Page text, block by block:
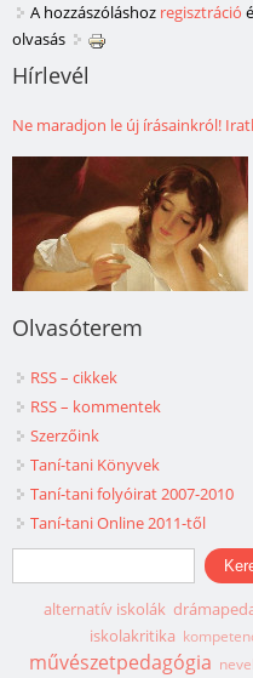
A hozzászóláshoz regisztráció
olvasás
Hírlevél
Ne maradjon le új írásainkról!
Olvasóterem
RSS – cikkek
RSS – kommentek
Szerzőink
Taní-tani Könyvek
Taní-tani folyóirat 2007-2010
Taní-tani Online 2011-től
Keresés űrlap
Keresés
alternatív iskolák
iskolakritika
művészetpedagógia